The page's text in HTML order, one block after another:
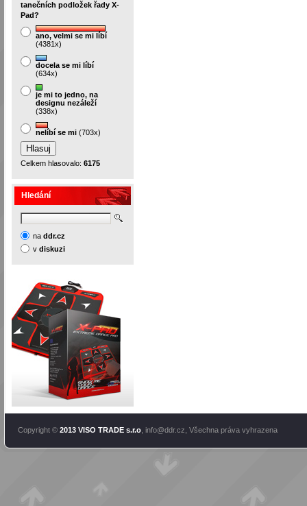
tanečních podložek řady X-
Pad?
ano, velmi se mi líbí
(4381x)
docela se mi líbí
(634x)
je mi to jedno, na
designu nezáleží
(338x)
nelíbí se mi (703x)
Celkem hlasovalo: 6175
Hledání
na ddr.cz
v diskuzi
Copyright © 2013 VISO TRADE s.r.o info@ddr.cz , Všechna práva vyhrazena